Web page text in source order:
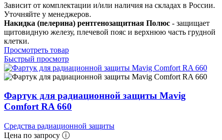
Зависит от комплектации и/или наличия на складах в России.
Уточняйте у менеджеров.
Накидка (пелерина) рентгенозащитная Полюс - защищает
щитовидную железу, плечевой пояс и верхнюю часть грудной
клетки.
Просмотреть товар
Быстрый просмотр
Фартук для радиационной защиты Mavig
Comfort RA 660
Средства радиационной защиты
Цена по запросу ⓘ